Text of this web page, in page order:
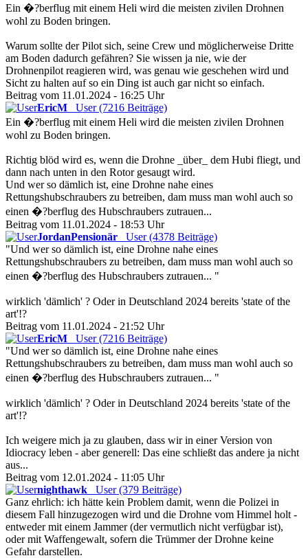
Ein �?berflug mit einem Heli wird die meisten zivilen Drohnen
wohl zu Boden bringen.
Warum sollte der Pilot sich, seine Crew und möglicherweise Dritte
am Boden dadurch gefähren? Sie wissen ja nie, wie der
Drohnenpilot reagieren wird, was genau wie geschehen wird und
Sicht zu halten auf so ein Ding ist auch gar nicht so einfach.
Beitrag vom 11.01.2024 - 16:25 Uhr
EricM
User (7216 Beiträge)
Ein �?berflug mit einem Heli wird die meisten zivilen Drohnen
wohl zu Boden bringen.
Richtig blöd wird es, wenn die Drohne _über_ dem Hubi fliegt, und
dann nach unten in den Rotor gesaugt wird.
Und wer so dämlich ist, eine Drohne nahe eines
Rettungshubschraubers zu betreiben, dam muss man wohl auch so
einen �?berflug des Hubschraubers zutrauen...
Beitrag vom 11.01.2024 - 18:53 Uhr
JordanPensionär
User (4378 Beiträge)
"Und wer so dämlich ist, eine Drohne nahe eines
Rettungshubschraubers zu betreiben, dam muss man wohl auch so
einen �?berflug des Hubschraubers zutrauen... "
wirklich 'dämlich' ? Oder in Deutschland 2024 bereits 'state of the
art'!?
Beitrag vom 11.01.2024 - 21:52 Uhr
EricM
User (7216 Beiträge)
"Und wer so dämlich ist, eine Drohne nahe eines
Rettungshubschraubers zu betreiben, dam muss man wohl auch so
einen �?berflug des Hubschraubers zutrauen... "
wirklich 'dämlich' ? Oder in Deutschland 2024 bereits 'state of the
art'!?
Ich weigere mich ja zu glauben, dass wir in einer Version von
Idiocracy leben - aber generell: Das eine schließt das andere ja nicht
aus...
Beitrag vom 12.01.2024 - 11:05 Uhr
nighthawk
User (379 Beiträge)
Ganz ehrlich: ich hätte kein Problem damit, wenn die Polizei in
diesem Fall hinzugezogen wird und die Drohne vom Himmel holt -
entweder mit einem Jammer (der vermutlich nicht verfügbar ist),
oder mit Waffengewalt, sofern die Trümmer der Drohne keine
Gefahr darstellen.